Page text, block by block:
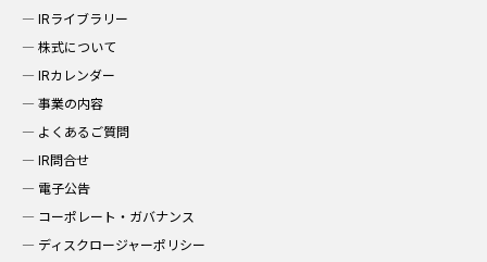
IRライブラリー
株式について
IRカレンダー
事業の内容
よくあるご質問
IR問合せ
電子公告
コーポレート・ガバナンス
ディスクロージャーポリシー